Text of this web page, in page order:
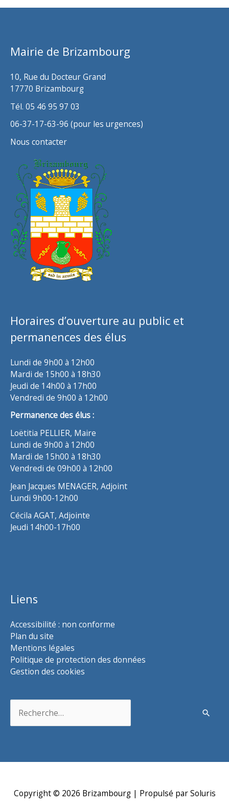
h
Mairie de Brizambourg
10, Rue du Docteur Grand
17770 Brizambourg
Tél. 05 46 95 97 03
06-37-17-63-96 (pour les urgences)
Nous contacter
Horaires d’ouverture au public et
permanences des élus
Lundi de 9h00 à 12h00
Mardi de 15h00 à 18h30
Jeudi de 14h00 à 17h00
Vendredi de 9h00 à 12h00
Permanence des élus :
Loëtitia PELLIER, Maire
Lundi de 9h00 à 12h00
Mardi de 15h00 à 18h30
Vendredi de 09h00 à 12h00
Jean Jacques MENAGER, Adjoint
Lundi 9h00-12h00
Cécila AGAT, Adjointe
Jeudi 14h00-17h00
Liens
Accessibilité : non conforme
Plan du site
Mentions légales
Politique de protection des données
Gestion des cookies
Copyright © 2026 Brizambourg| Propulsé par Soluris